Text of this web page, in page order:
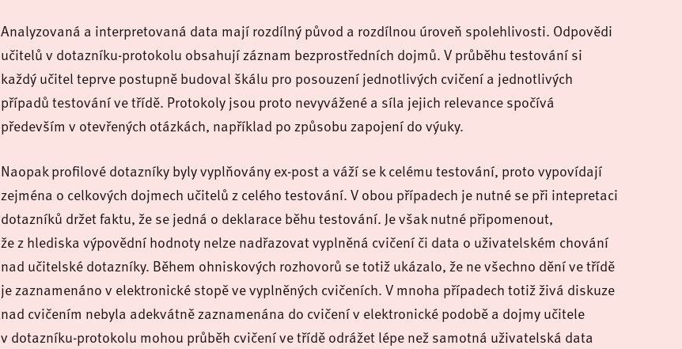
Analyzovaná a interpretovaná data mají rozdílný původ a rozdílnou úroveň spolehlivosti. Odpovědi
učitelů v dotazníku-protokolu obsahují záznam bezprostředních dojmů. V průběhu testování si
každý učitel teprve postupně budoval škálu pro posouzení jednotlivých cvičení a jednotlivých
případů testování ve třídě. Protokoly jsou proto nevyvážené a síla jejich relevance spočívá
především v otevřených otázkách, například po způsobu zapojení do výuky.
Naopak profilové dotazníky byly vyplňovány ex-post a váží se k celému testování, proto vypovídají
zejména o celkových dojmech učitelů z celého testování. V obou případech je nutné se při intepretaci
dotazníků držet faktu, že se jedná o deklarace běhu testování. Je však nutné připomenout,
že z hlediska výpovědní hodnoty nelze nadřazovat vyplněná cvičení či data o uživatelském chování
nad učitelské dotazníky. Během ohniskových rozhovorů se totiž ukázalo, že ne všechno dění ve třídě
je zaznamenáno v elektronické stopě ve vyplněných cvičeních. V mnoha případech totiž živá diskuze
nad cvičením nebyla adekvátně zaznamenána do cvičení v elektronické podobě a dojmy učitele
v dotazníku-protokolu mohou průběh cvičení ve třídě odrážet lépe než samotná uživatelská data